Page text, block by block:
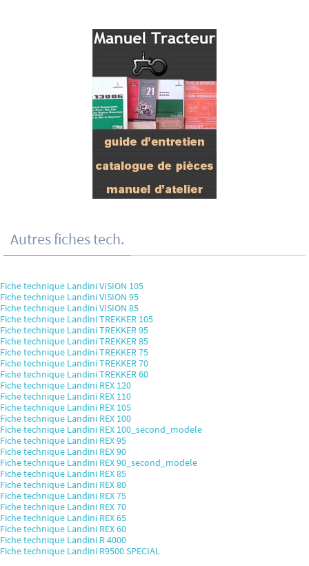
Autres fiches tech.
Fiche technique Landini VISION 105
Fiche technique Landini VISION 95
Fiche technique Landini VISION 85
Fiche technique Landini TREKKER 105
Fiche technique Landini TREKKER 95
Fiche technique Landini TREKKER 85
Fiche technique Landini TREKKER 75
Fiche technique Landini TREKKER 70
Fiche technique Landini TREKKER 60
Fiche technique Landini REX 120
Fiche technique Landini REX 110
Fiche technique Landini REX 105
Fiche technique Landini REX 100
Fiche technique Landini REX 100_second_modele
Fiche technique Landini REX 95
Fiche technique Landini REX 90
Fiche technique Landini REX 90_second_modele
Fiche technique Landini REX 85
Fiche technique Landini REX 80
Fiche technique Landini REX 75
Fiche technique Landini REX 70
Fiche technique Landini REX 65
Fiche technique Landini REX 60
Fiche technique Landini R 4000
Fiche technique Landini R9500 SPECIAL